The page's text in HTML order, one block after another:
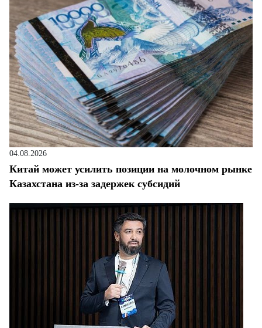
04.08.2026
Китай может усилить позиции на молочном рынке
Казахстана из-за задержек субсидий